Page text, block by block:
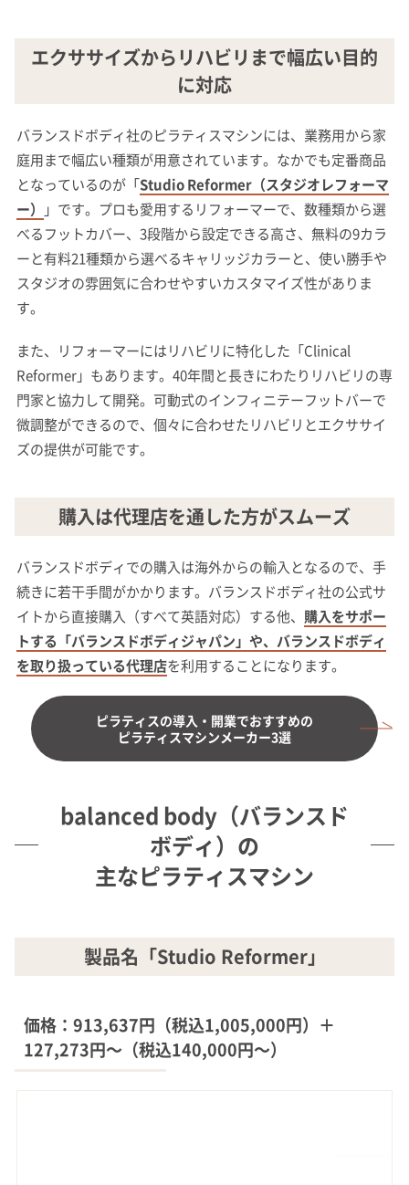
エクササイズからリハビリまで幅広い目的
に対応
バランスドボディ社のピラティスマシンには、業務用から家
庭用まで幅広い種類が用意されています。なかでも定番商品
となっているのが「Studio Reformer（スタジオレフォーマ
ー）
」です。プロも愛用するリフォーマーで、数種類から選
べるフットカバー、3段階から設定できる高さ、無料の9カラ
ーと有料21種類から選べるキャリッジカラーと、使い勝手や
スタジオの雰囲気に合わせやすいカスタマイズ性がありま
す。
また、リフォーマーにはリハビリに特化した「Clinical
Reformer」もあります。40年間と長きにわたりリハビリの専
門家と協力して開発。可動式のインフィニテーフットバーで
微調整ができるので、個々に合わせたリハビリとエクササイ
ズの提供が可能です。
購入は代理店を通した方がスムーズ
バランスドボディでの購入は海外からの輸入となるので、手
続きに若干手間がかかります。バランスドボディ社の公式サ
イトから直接購入（すべて英語対応）する他、 購入をサポー
トする「バランスドボディジャパン」や、バランスドボディ
を取り扱っている代理店を利用することになります。
ピラティスの導入・開業でおすすめの
ピラティスマシンメーカー3選
balanced body（バランスド
ボディ）の
主なピラティスマシン
製品名「Studio Reformer」
価格：913,637円（税込1,005,000円）＋
127,273円～（税込140,000円～）